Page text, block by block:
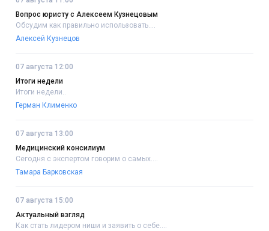
Вопрос юристу с Алексеем Кузнецовым
Обсудим как правильно использовать....
Алексей Кузнецов
07 августа 12:00
Итоги недели
Итоги недели..
Герман Клименко
07 августа 13:00
Медицинский консилиум
Сегодня с экспертом говорим о самых....
Тамара Барковская
07 августа 15:00
Актуальный взгляд
Как стать лидером ниши и заявить о себе....